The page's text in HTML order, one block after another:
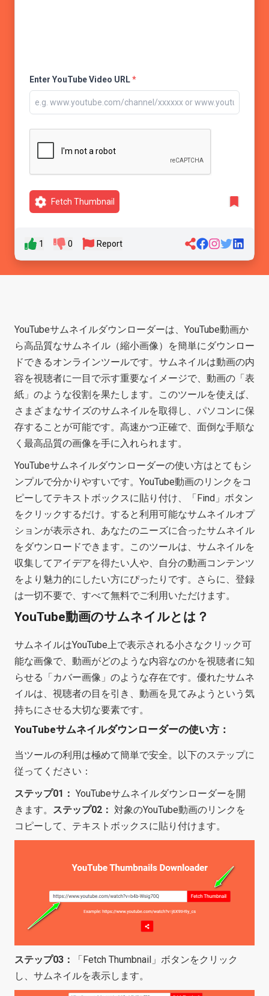
Enter YouTube Video URL*
Fetch Thumbnail
1 0 Report
YouTubeサムネイルダウンローダーは、YouTube動画か
ら高品質なサムネイル（縮小画像）を簡単にダウンロー
ドできるオンラインツールです。サムネイルは動画の内
容を視聴者に一目で示す重要なイメージで、動画の「表
紙」のような役割を果たします。このツールを使えば、
さまざまなサイズのサムネイルを取得し、パソコンに保
存することが可能です。高速かつ正確で、面倒な手順な
く最高品質の画像を手に入れられます。
YouTubeサムネイルダウンローダーの使い方はとてもシ
ンプルで分かりやすいです。YouTube動画のリンクをコ
ピーしてテキストボックスに貼り付け、「Find」ボタン
をクリックするだけ。すると利用可能なサムネイルオプ
ションが表示され、あなたのニーズに合ったサムネイル
をダウンロードできます。このツールは、サムネイルを
収集してアイデアを得たい人や、自分の動画コンテンツ
をより魅力的にしたい方にぴったりです。さらに、登録
は一切不要で、すべて無料でご利用いただけます。
YouTube動画のサムネイルとは？
サムネイルはYouTube上で表示される小さなクリック可
能な画像で、動画がどのような内容なのかを視聴者に知
らせる「カバー画像」のような存在です。優れたサムネ
イルは、視聴者の目を引き、動画を見てみようという気
持ちにさせる大切な要素です。
YouTubeサムネイルダウンローダーの使い方：
当ツールの利用は極めて簡単で安全。以下のステップに
従ってください：
ステップ01： YouTubeサムネイルダウンローダーを開
きます。 ステップ02： 対象のYouTube動画のリンクを
コピーして、テキストボックスに貼り付けます。
ステップ03：
「Fetch Thumbnail」ボタンをクリック
し、サムネイルを表示します。